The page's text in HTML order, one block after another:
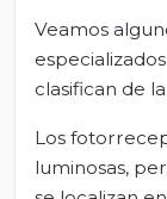
Veamos
clasifican de
Los
luminosas,